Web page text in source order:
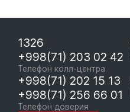
1326
+998(71) 203 02 42
Телефон колл-центра
+998(71) 202 15 13
+998(71) 256 66 01
Телефон доверия